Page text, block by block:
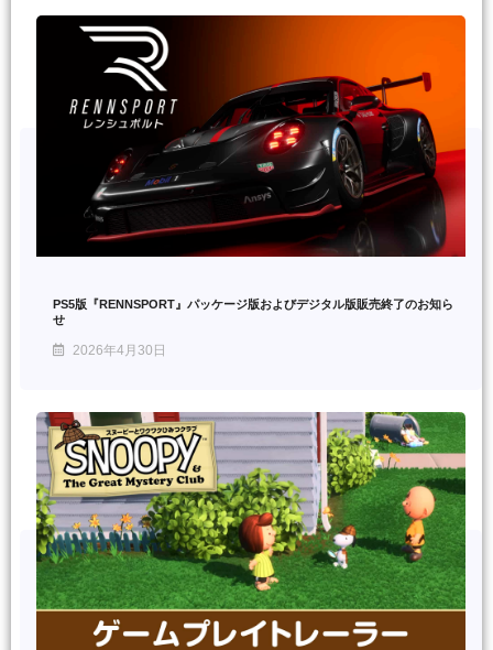
PS5版『RENNSPORT』パッケージ版およびデジタル版販売終了のお知ら
せ
2026年4月30日